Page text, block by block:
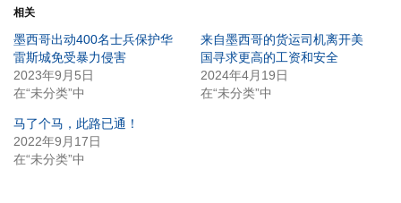
相关
墨西哥出动400名士兵保护华
雷斯城免受暴力侵害
2023年9月5日
在“未分类”中
来自墨西哥的货运司机离开美
国寻求更高的工资和安全
2024年4月19日
在“未分类”中
马了个马，此路已通！
2022年9月17日
在“未分类”中